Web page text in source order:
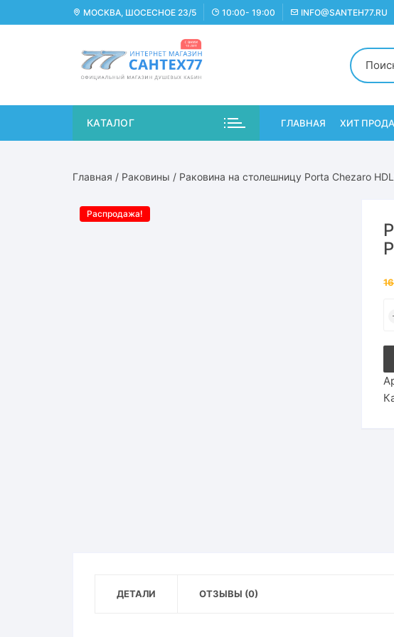
к
МОСКВА, ШОСЕСНОЕ 23/5 10:00- 19:00 INFO@SANTEH77.RU
КАТАЛОГ ГЛАВНАЯ ХИТ
Главная / Раковины / Раковина на столешницу Porta Chezaro
Распродажа!
ДЕТАЛИ ОТЗЫВЫ (0)